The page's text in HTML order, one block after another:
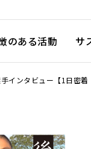
のある活動 サ
インタビュー【1日密